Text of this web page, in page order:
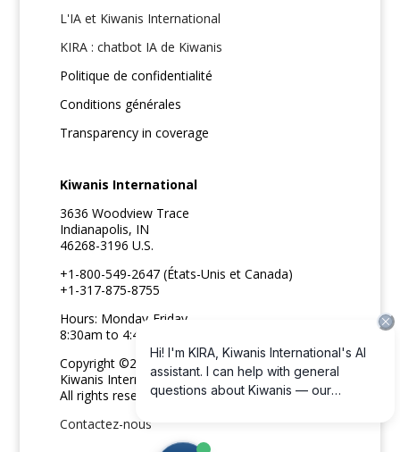
L'IA et Kiwanis International
KIRA : chatbot IA de Kiwanis
Politique de confidentialité
Conditions générales
Transparency in coverage
Kiwanis International
3636 Woodview Trace
Indianapolis, IN
46268-3196 U.S.
+1-800-549-2647 (États-Unis et Canada)
+1-317-875-8755
Hours: Monday-Friday
8:30am to 4:45pm ET
Copyright ©2026
Kiwanis International
All rights reserved
Contactez-nous